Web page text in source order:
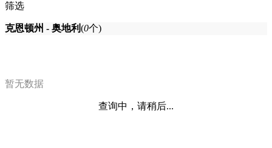
筛选
克恩顿州 - 奥地利(0个)
暂无数据
查询中，请稍后...